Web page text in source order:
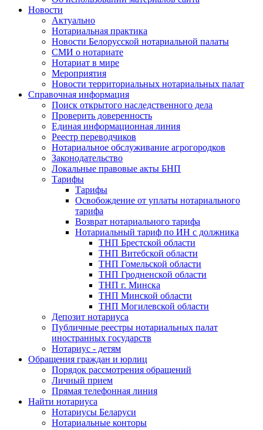
Новости
Актуально
Нотариальная практика
Новости Белорусской нотариальной палаты
СМИ о нотариате
Нотариат в мире
Мероприятия
Новости территориальных нотариальных палат
Справочная информация
Поиск открытого наследственного дела
Проверить доверенность
Единая информационная линия
Реестр переводчиков
Нотариальное обслуживание агрогородков
Законодательство
Локальные правовые акты БНП
Тарифы
Тарифы
Освобождение от уплаты нотариального
тарифа
Возврат нотариального тарифа
Нотариальный тариф по ИН с должника
ТНП Брестской области
ТНП Витебской области
ТНП Гомельской области
ТНП Гродненской области
ТНП г. Минска
ТНП Минской области
ТНП Могилевской области
Депозит нотариуса
Публичные реестры нотариальных палат
иностранных государств
Нотариус - детям
Обращения граждан и юрлиц
Порядок рассмотрения обращений
Личный прием
Прямая телефонная линия
Найти нотариуса
Нотариусы Беларуси
Нотариальные конторы